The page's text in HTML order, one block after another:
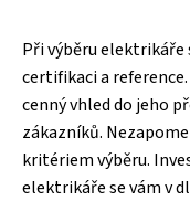
Při výběru
certifikaci a
cenný vhled do jeho
zákazníků.
kritériem výběru.
elektrikáře se vám v